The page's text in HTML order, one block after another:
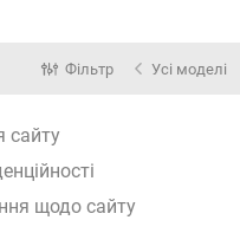
Фільтр Усі моделі
сайту
щодо сайту